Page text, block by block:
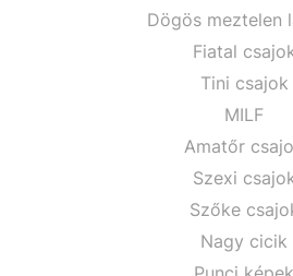
Dögös meztelen
Fiatal
Tini csajok
MILF
Amatőr
Szexi
Szőke
Nagy cicik